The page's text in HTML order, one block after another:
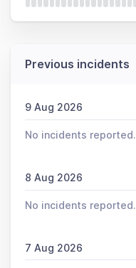
Previous incidents
9 Aug 2026
No incidents reported.
8 Aug 2026
No incidents reported.
7 Aug 2026